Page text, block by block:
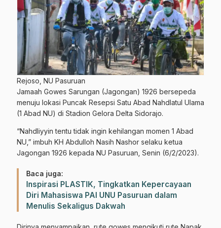
Rejoso, NU Pasuruan
Jamaah Gowes Sarungan (Jagongan) 1926 bersepeda
menuju lokasi Puncak Resepsi Satu Abad Nahdlatul Ulama
(1 Abad NU) di Stadion Gelora Delta Sidorajo.
“Nahdliyyin tentu tidak ingin kehilangan momen 1 Abad
NU,” imbuh KH Abdulloh Nasih Nashor selaku ketua
Jagongan 1926 kepada NU Pasuruan, Senin (6/2/2023).
Baca juga:
Inspirasi PLASTIK, Tingkatkan Kepercayaan
Diri Mahasiswa PAI UNU Pasuruan dalam
Menulis Sekaligus Dakwah